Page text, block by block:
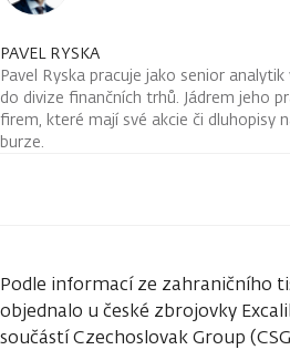
PAVEL RYSKA
Pavel Ryska pracuje jako senior
do divize finančních trhů. Jádrem jeho
firem, které mají své akcie či dluhopisy
burze.
Podle informací ze zahraničního
objednalo u české zbrojovky
součástí Czechoslovak Group